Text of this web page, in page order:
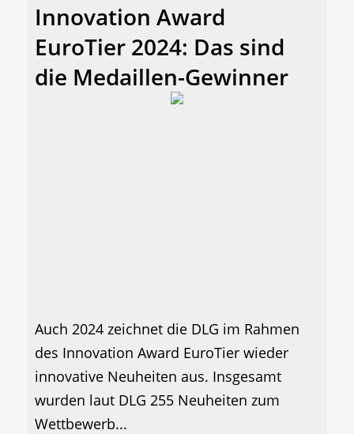
Innovation Award
EuroTier 2024: Das sind
die Medaillen-Gewinner
Auch 2024 zeichnet die DLG im Rahmen
des Innovation Award EuroTier wieder
innovative Neuheiten aus. Insgesamt
wurden laut DLG 255 Neuheiten zum
Wettbewerb...